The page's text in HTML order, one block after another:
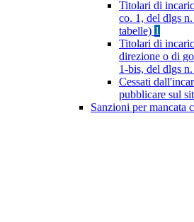
Titolari di
co. 1, del dlgs
tabelle) 1
Titolari di
direzione o di
1-bis, del dlgs
Cessati
pubblicare sul
Sanzioni per mancata